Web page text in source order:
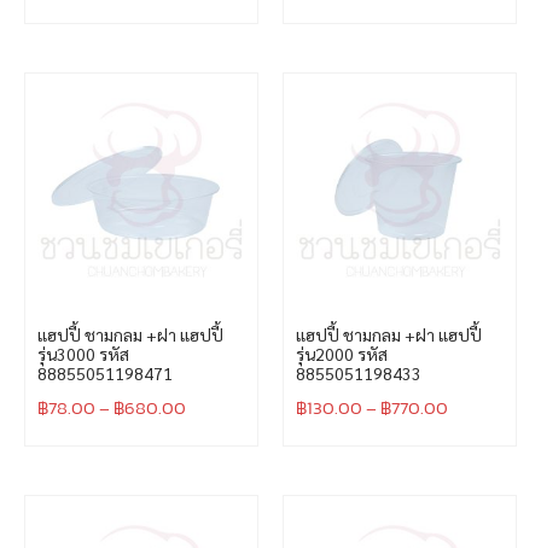
แฮปปี้ ชามกลม +ฝา แฮปปี้
รุ่น3000 รหัส
88855051198471
฿78.00– ฿680.00
แฮปปี้ ชามกลม +ฝา แฮปปี้
รุ่น2000 รหัส
8855051198433
฿130.00– ฿770.00